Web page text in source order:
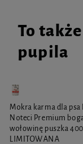
To
pupila
Mokra karma dla psa
Noteci Premium
wołowinę puszka 400
LIMITOWANA